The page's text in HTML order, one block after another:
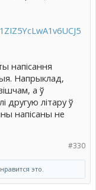
напісання
Напрыклад,
а ў
другую літару ў
напісаны не
#330
нравится это.